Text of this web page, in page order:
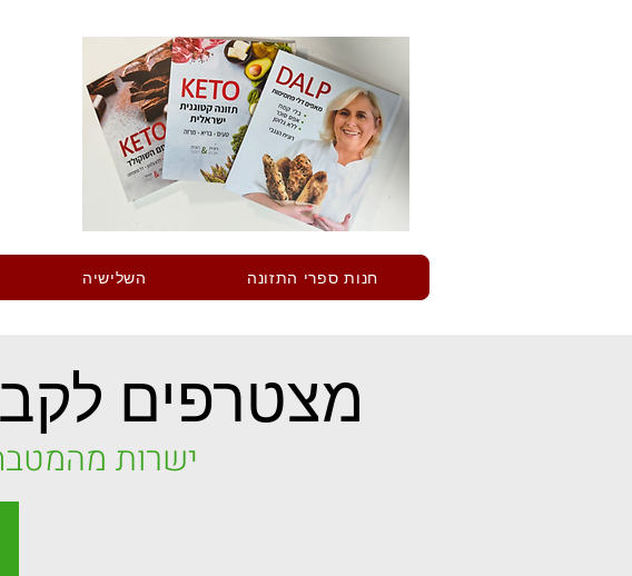
חנות ספרי התזונה השלישיה
מצטרפים
ישרות